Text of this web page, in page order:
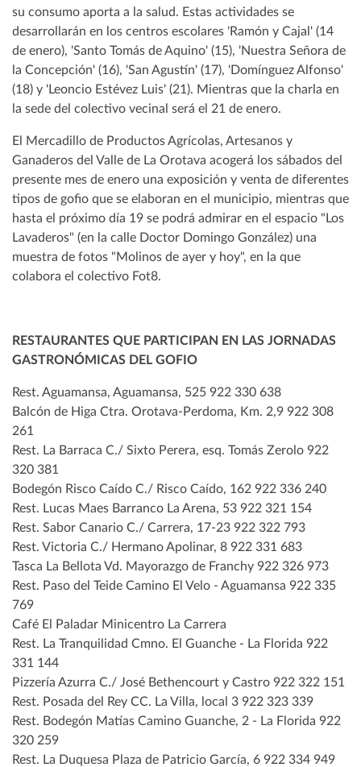
su consumo aporta a la salud. Estas actividades se
desarrollarán en los centros escolares 'Ramón y Cajal' (14
de enero), 'Santo Tomás de Aquino' (15), 'Nuestra Señora de
la Concepción' (16), 'San Agustín' (17), 'Domínguez Alfonso'
(18) y 'Leoncio Estévez Luis' (21). Mientras que la charla en
la sede del colectivo vecinal será el 21 de enero.
El Mercadillo de Productos Agrícolas, Artesanos y
Ganaderos del Valle de La Orotava acogerá los sábados del
presente mes de enero una exposición y venta de diferentes
tipos de gofio que se elaboran en el municipio, mientras que
hasta el próximo día 19 se podrá admirar en el espacio "Los
Lavaderos" (en la calle Doctor Domingo González) una
muestra de fotos "Molinos de ayer y hoy", en la que
colabora el colectivo Fot8.
RESTAURANTES QUE PARTICIPAN EN LAS JORNADAS
GASTRONÓMICAS DEL GOFIO
Rest. Aguamansa, Aguamansa, 525 922 330 638
Balcón de Higa Ctra. Orotava-Perdoma, Km. 2,9 922 308
261
Rest. La Barraca C./ Sixto Perera, esq. Tomás Zerolo 922
320 381
Bodegón Risco Caído C./ Risco Caído, 162 922 336 240
Rest. Lucas Maes Barranco La Arena, 53 922 321 154
Rest. Sabor Canario C./ Carrera, 17-23 922 322 793
Rest. Victoria C./ Hermano Apolinar, 8 922 331 683
Tasca La Bellota Vd. Mayorazgo de Franchy 922 326 973
Rest. Paso del Teide Camino El Velo - Aguamansa 922 335
769
Café El Paladar Minicentro La Carrera
Rest. La Tranquilidad Cmno. El Guanche - La Florida 922
331 144
Pizzería Azurra C./ José Bethencourt y Castro 922 322 151
Rest. Posada del Rey CC. La Villa, local 3 922 323 339
Rest. Bodegón Matías Camino Guanche, 2 - La Florida 922
320 259
Rest. La Duquesa Plaza de Patricio García, 6 922 334 949